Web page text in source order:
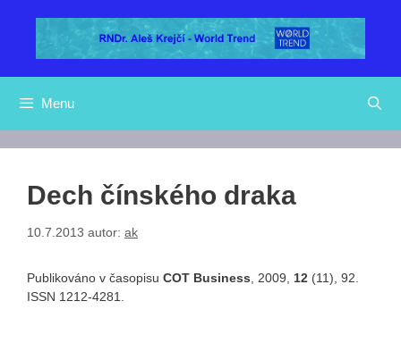
Menu
Dech čínského draka
10.7.2013 autor: ak
Publikováno v časopisu COT Business, 2009, 12 (11), 92.
ISSN 1212-4281.